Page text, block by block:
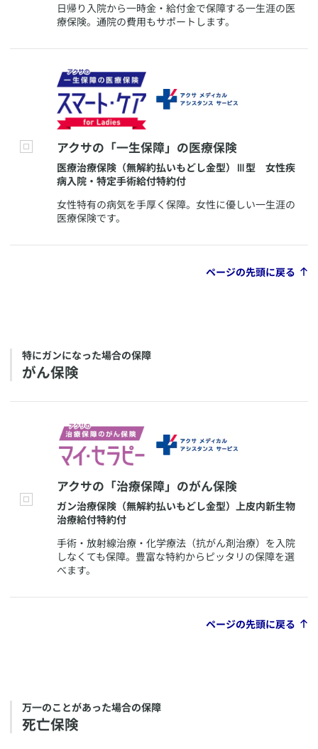
​日帰り入院から一時金・給付金で保障する一生涯の医
療保険。通院の費用もサポートします。
​アクサの「一生保障」の医療保険
​医療治療保険（無解約払いもどし金型）Ⅲ型 女性疾
病入院・特定手術給付特約付
​女性特有の病気を手厚く保障。女性に優しい一生涯の
医療保険です。
ページの先頭に戻る
​特にガンになった場合の保障
​がん保険
​アクサの「治療保障」のがん保険
​ガン治療保険（無解約払いもどし金型）上皮内新生物
治療給付特約付
​手術・放射線治療・化学療法（抗がん剤治療）を入院
しなくても保障。豊富な特約からピッタリの保障を選
べます。
ページの先頭に戻る
​万一のことがあった場合の保障
​死亡保険